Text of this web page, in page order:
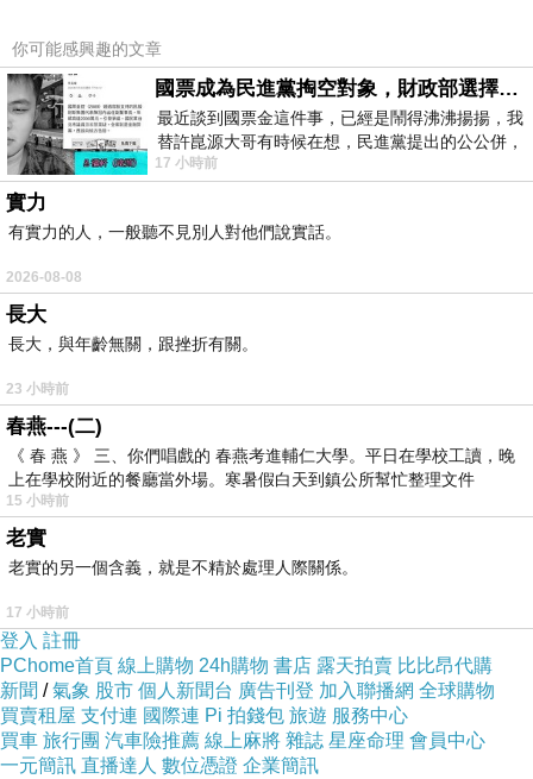
O.B歐布德,歐布德門市,歐布德 心得,歐布德店面,ob歐布德
內容簡介
★「DH囍牌」為O.B美式休閒的副牌
你可能感興趣的文章
國票成為民進黨掏空對象，財政部選擇性失憶
最近談到國票金這件事，已經是鬧得沸沸揚揚，我
替許崑源大哥有時候在想，民進黨提出的公公併，
其實就是想要國庫通黨庫，鬧出最大的醜
17 小時前
實力
有實力的人，一般聽不見別人對他們說實話。
2026-08-08
長大
長大，與年齡無關，跟挫折有關。
23 小時前
春燕---(二)
《 春 燕 》 三、你們唱戲的 春燕考進輔仁大學。平日在學校工讀，晚
上在學校附近的餐廳當外場。寒暑假白天到鎮公所幫忙整理文件
15 小時前
老實
老實的另一個含義，就是不精於處理人際關係。
17 小時前
登入 註冊
PChome首頁 線上購物 24h購物 書店 露天拍賣 比比昂代購
新聞 /氣象 股市 個人新聞台 廣告刊登 加入聯播網 全球購物
買賣租屋 支付連 國際連 Pi 拍錢包 旅遊 服務中心
買車 旅行團 汽車險推薦 線上麻將 雜誌 星座命理 會員中心
一元簡訊 直播達人 數位憑證 企業簡訊